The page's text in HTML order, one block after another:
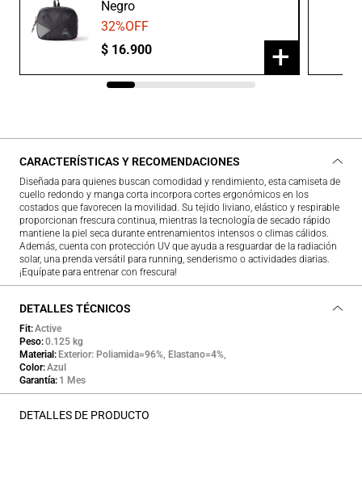
Negro
32%OFF
$ 16.900 +
CARACTERÍSTICAS Y RECOMENDACIONES
Diseñada para quienes buscan comodidad y rendimiento, esta camiseta de
cuello redondo y manga corta incorpora cortes ergonómicos en los
costados que favorecen la movilidad. Su tejido liviano, elástico y respirable
proporcionan frescura continua, mientras la tecnología de secado rápido
mantiene la piel seca durante entrenamientos intensos o climas cálidos.
Además, cuenta con protección UV que ayuda a resguardar de la radiación
solar, una prenda versátil para running, senderismo o actividades diarias.
¡Equípate para entrenar con frescura!
DETALLES TÉCNICOS
Fit Active
Peso 0.125 kg
Material
Exterior: Poliamida=96%, Elastano=4%,
Color Azul
Garantía 1 Mes
DETALLES DE PRODUCTO